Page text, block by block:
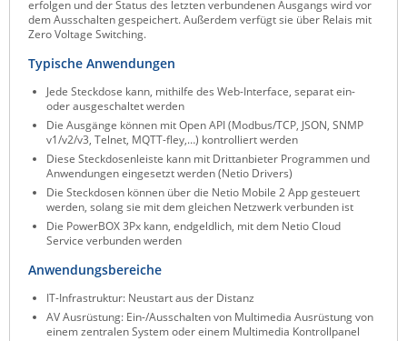
WATTECO
Westermo
Yuasa
ZPE Systems
News zu unseren Herstellern
erfolgen und der Status des letzten verbundenen Ausgangs wird vor
dem Ausschalten gespeichert. Außerdem verfügt sie über Relais mit
Zero Voltage Switching.
Typische Anwendungen
Jede Steckdose kann, mithilfe des Web-Interface, separat ein-
oder ausgeschaltet werden
Die Ausgänge können mit Open API (Modbus/TCP, JSON, SNMP
v1/v2/v3, Telnet, MQTT-fley,…) kontrolliert werden
Diese Steckdosenleiste kann mit Drittanbieter Programmen und
Anwendungen eingesetzt werden (Netio Drivers)
Die Steckdosen können über die Netio Mobile 2 App gesteuert
werden, solang sie mit dem gleichen Netzwerk verbunden ist
Die PowerBOX 3Px kann, endgeldlich, mit dem Netio Cloud
Service verbunden werden
Anwendungsbereiche
IT-Infrastruktur: Neustart aus der Distanz
AV Ausrüstung: Ein-/Ausschalten von Multimedia Ausrüstung von
einem zentralen System oder einem Multimedia Kontrollpanel